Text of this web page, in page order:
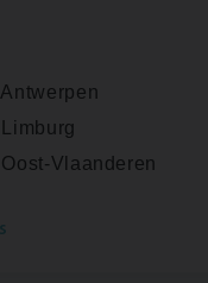
Vlaanderen
Trans­port&